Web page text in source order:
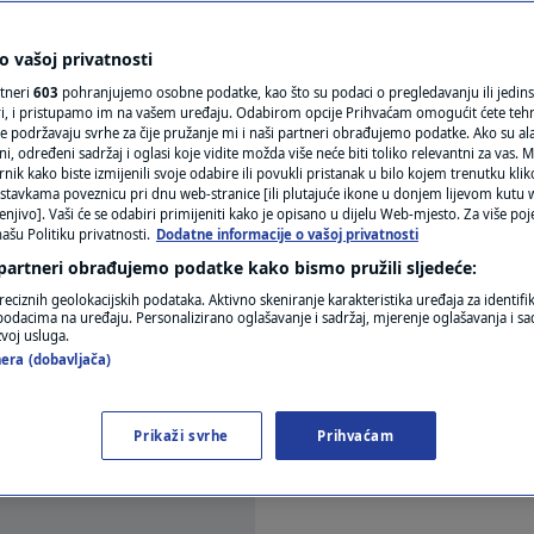
N1(DIS)INFO
FOTO
VIDEO
s radom, osim ako administracija
Googlea da se neće suočiti s mjerama prisile
dana.
vašoj privatnosti
603 pohranjujemo osobne podatke, kao što su podaci o pregledavanju ili
i pristupamo im na vašem uređaju. Odabirom opcije Prihvaćam omogućit ćete
podržavaju svrhe za čije pružanje mi i naši partneri obrađujemo podatke. Ako su
određeni sadržaj i oglasi koje vidite možda više neće biti toliko relevantni za vas.
kako biste izmijenili svoje odabire ili povukli pristanak u bilo kojem trenutku
poveznicu pri dnu web-stranice [ili plutajuće ikone u donjem lijevom kutu
Vaši će se odabiri primijeniti kako je opisano u dijelu Web-mjesto. Za više
Politiku privatnosti. Dodatne informacije o vašoj privatnosti
obrađujemo podatke kako bismo pružili sljedeće:
geolokacijskih podataka. Aktivno skeniranje karakteristika uređaja za
na uređaju. Personalizirano oglašavanje i sadržaj, mjerenje oglašavanja i
usluga.
(dobavljača)
Prikaži svrhe Prihvaćam